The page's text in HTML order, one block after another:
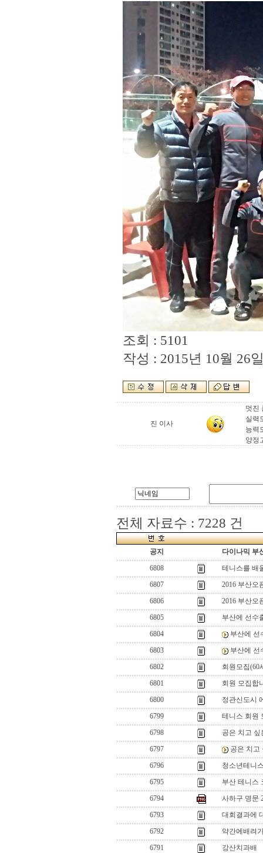
조회 : 5101
작성 : 2015년 10월 26
진 이사
멋진
실력
능력
양정
전체 자료수 : 7228 건
공지
다이나믹 부
6808
테니스를 배
6807
2016 부산오
6806
2016 부산오
6805
부산에 선수
6804
부산에 선
6803
부산에 선
6802
회원모집(60
6801
회원 모집합
6800
정관신도시
6799
테니스 회원
6798
공은 치고 싶
6797
공은 치고
6796
청소년테니
6795
부산 테니스
6794
사하구 명문
6793
대회결과에
6792
약간에배려
6791
강산치과배